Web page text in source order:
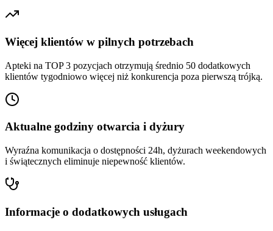
Więcej klientów w pilnych potrzebach
Apteki na TOP 3 pozycjach otrzymują średnio 50 dodatkowych
klientów tygodniowo więcej niż konkurencja poza pierwszą trójką.
Aktualne godziny otwarcia i dyżury
Wyraźna komunikacja o dostępności 24h, dyżurach weekendowych
i świątecznych eliminuje niepewność klientów.
Informacje o dodatkowych usługach